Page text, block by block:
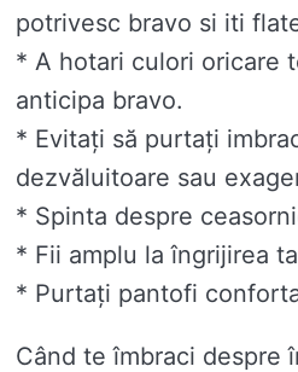
potrivesc bravo si iti
* A hotari culori oricare
anticipa bravo.
* Evitați să purtați
dezvăluitoare sau
* Spinta despre
* Fii amplu la îngrijirea
* Purtați pantofi
Când te îmbraci despre